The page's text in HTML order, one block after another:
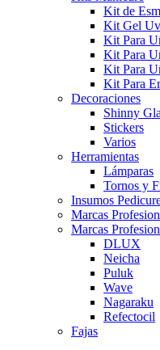
Kit de
Kit Gel
Kit Para
Kit Para
Kit Para
Kit Para
Decoraciones
Shinny
Stickers
Varios
Herramientas
Lámparas
Tornos y
Insumos
Marcas
Marcas
DLUX
Neicha
Puluk
Wave
Nagaraku
Refectocil
Fajas